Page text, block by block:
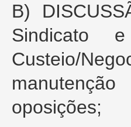
B)
Sindicato
Custeio/
oposições;